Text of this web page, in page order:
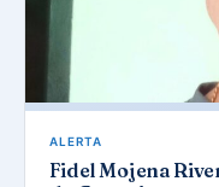
ALERTA
Fidel Mojena